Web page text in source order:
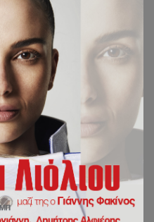
ΤΗΣ
ΠΕΙΡΑΙΩΣ
ΚΑΙ ΤΩΝ